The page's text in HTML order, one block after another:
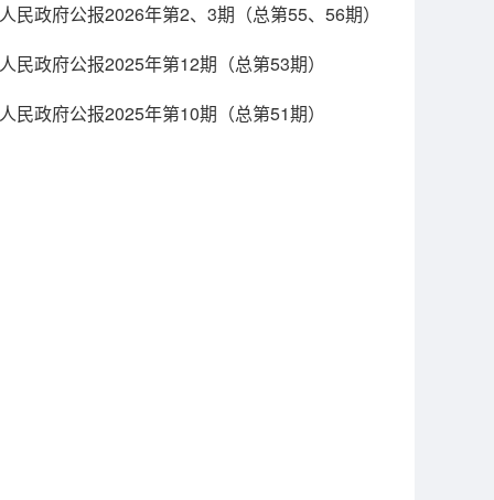
民政府公报2026年第2、3期（总第55、56期）
民政府公报2025年第12期（总第53期）
民政府公报2025年第10期（总第51期）